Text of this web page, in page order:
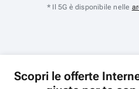
* Il 5G è disponibile nelle
Scopri le offerte